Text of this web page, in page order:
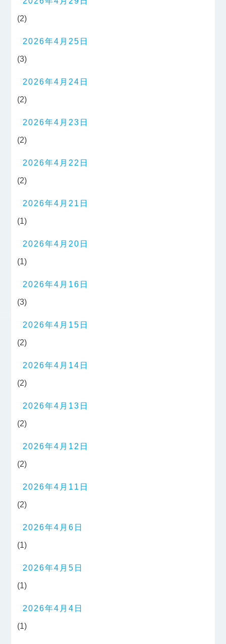
(2)
2026年4月25日
(3)
2026年4月24日
(2)
2026年4月23日
(2)
2026年4月22日
(2)
2026年4月21日
(1)
2026年4月20日
(1)
2026年4月16日
(3)
2026年4月15日
(2)
2026年4月14日
(2)
2026年4月13日
(2)
2026年4月12日
(2)
2026年4月11日
(2)
2026年4月6日
(1)
2026年4月5日
(1)
2026年4月4日
(1)